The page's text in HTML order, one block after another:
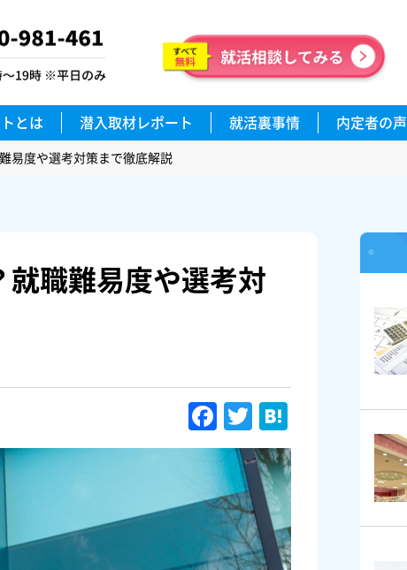
とは 潜入取材レポート 就活裏事情 内定者の声
易度や選考対策まで徹底解説
就職難易度や選考対
Facebook
TwitterHatena